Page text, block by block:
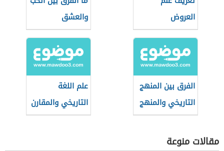
العروض
والعشق
الفرق بين المنهج
التاريخي والمنهج
الاجتماعي
علم اللغة
التاريخي والمقارن
مقالات منوعة